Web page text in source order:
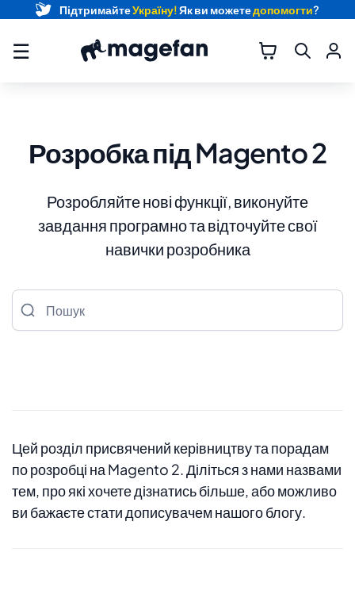
☰
Розробка під Magento 2
Розробляйте нові функції, виконуйте
завдання програмно та відточуйте свої
навички розробника
Пошук
Цей розділ присвячений керівництву та порадам
по розробці на Magento 2. Діліться з нами назвами
тем, про які хочете дізнатись більше, або можливо
ви бажаєте стати дописувачем нашого блогу.
ПідтримайтеУкраїну!Як ви можетедопомогти?